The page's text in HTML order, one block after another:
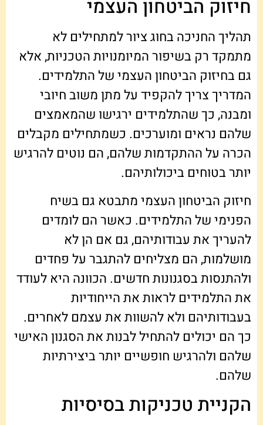
חיזוק הביטחון העצמי
תהליך החניכה בחוג ציור למתחילים לא
מתמקד רק בשיפור המיומנויות הטכניות, אלא
גם בחיזוק הביטחון העצמי של התלמידים.
המדריך צריך להקפיד על מתן משוב חיובי
ומבנה, כך שהתלמידים ירגישו שהמאמצים
שלהם נראים ומוערכים. כשמתחילים מקבלים
הכרה על ההתקדמות שלהם, הם נוטים להרגיש
יותר בטוחים ביכולותיהם.
חיזוק הביטחון העצמי מתבטא גם בשיח
הפנימי של התלמידים. כאשר הם לומדים
להעריך את עבודותיהם, גם אם הן לא
מושלמות, הם מצליחים להתגבר על פחדים
ולהתנסות בסגנונות חדשים. הכוונה היא לעודד
את התלמידים לראות את הייחודיות
בעבודותיהם ולא להשוות את עצמם לאחרים.
כך הם יכולים להתחיל לבנות את הסגנון האישי
שלהם ולהרגיש חופשיים יותר ביצירתיות
שלהם.
הקניית טכניקות בסיסיות